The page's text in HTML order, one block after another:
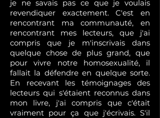
je ne savais pas ce que je voulais
revendiquer exactement. C'est en
rencontrant ma communauté, en
rencontrant mes lecteurs, que j'ai
compris que je m'inscrivais dans
quelque chose de plus grand, que
pour vivre notre homosexualité, il
fallait la défendre en quelque sorte.
En recevant les témoignages des
lecteurs qui s'étaient reconnus dans
mon livre, j'ai compris que c'était
vraiment pour ça que j'écrivais. S'il